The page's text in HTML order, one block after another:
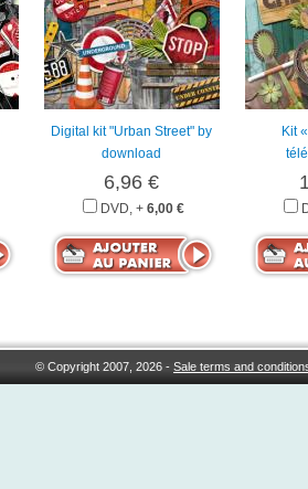
Digital kit "Urban Street" by
download
6,96 €
DVD, + 6,00 €
Kit
© Copyright 2007, 2026 -Sale terms and